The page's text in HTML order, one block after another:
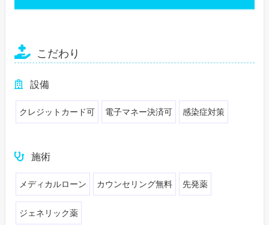
こだわり
設備
クレジットカード可 電子マネー決済可 感染症対策
施術
メディカルローン カウンセリング無料 先発薬
ジェネリック薬